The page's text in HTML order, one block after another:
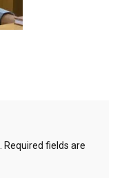
Required fields are